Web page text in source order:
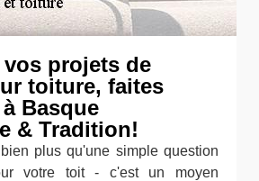
projets de
toiture, faites
Basque
& Tradition!
plus qu'une simple question
votre toit - c'est un moyen